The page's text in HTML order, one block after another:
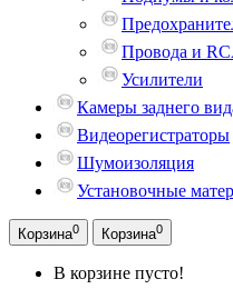
Провода и
Усилители
Камеры заднего
Видеорегистраторы
Шумоизоляция
Установочные
Корзина0 Корзина0
В корзине пусто!